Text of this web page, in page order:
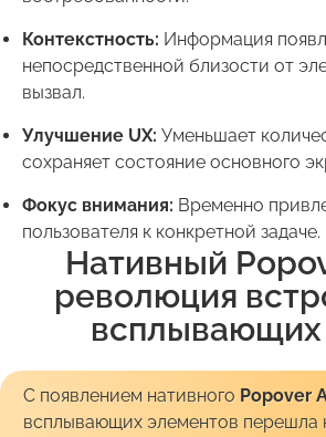
Контекстность: Информация
непосредственной близости от
вызвал.
Улучшение UX: Уменьшает
сохраняет состояние основного
Фокус внимания: Временно
пользователя к конкретной задаче.
Нативный
революция
всплывающих
С появлением нативного Popover
всплывающих элементов перешла